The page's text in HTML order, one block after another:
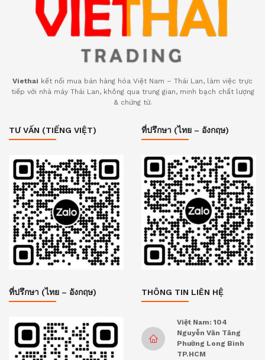
Viethai kết nối mua bán hàng hóa Việt Nam – Thái Lan, làm việc trực
tiếp với nhà máy Thái Lan, không qua trung gian, minh bạch chất lượng
& chứng từ.
TƯ VẤN (TIẾNG VIỆT) ที่ปรึกษา (ไทย – อังกฤษ)
ที่ปรึกษา (ไทย – อังกฤษ) THÔNG TIN LIÊN HỆ
Việt Nam: 104
Nguyễn Văn Tăng
Phường Long Bình
TP.HCM